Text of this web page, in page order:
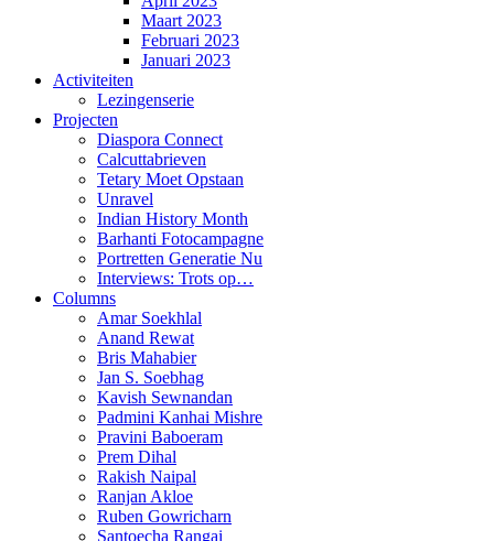
Maart 2023
Februari 2023
Januari 2023
Activiteiten
Lezingenserie
Projecten
Diaspora Connect
Calcuttabrieven
Tetary Moet Opstaan
Unravel
Indian History Month
Barhanti Fotocampagne
Portretten Generatie Nu
Interviews: Trots op…
Columns
Amar Soekhlal
Anand Rewat
Bris Mahabier
Jan S. Soebhag
Kavish Sewnandan
Padmini Kanhai Mishre
Pravini Baboeram
Prem Dihal
Rakish Naipal
Ranjan Akloe
Ruben Gowricharn
Santoecha Rangai